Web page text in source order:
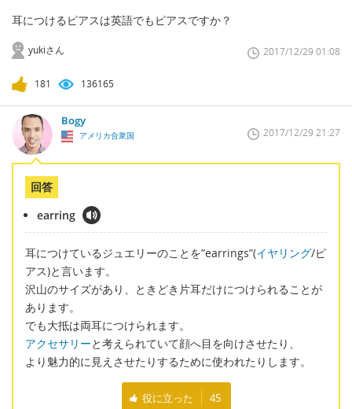
耳につけるピアスは英語でもピアスですか？
yukiさん 2017/12/29 01:08
181 136165
Bogy
アメリカ合衆国 2017/12/29 21:27
回答
earring
耳につけているジュエリーのことを”earrings”(イヤリング/ピ
アス)と言います。
沢山のサイズがあり、ときどき片耳だけにつけられることが
あります。
でも大抵は両耳につけられます。
アクセサリーと考えられていて顔へ目を向けさせたり、
より魅力的に見えさせたりするために使われたりします。
役に立った 45